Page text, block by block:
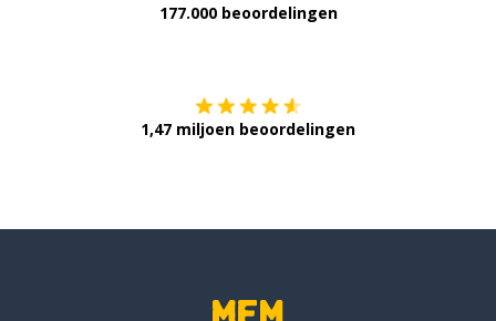
177.000 beoordelingen
1,47 miljoen beoordelingen